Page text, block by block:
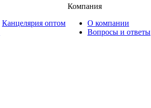
Канцелярия оптом
Компания
О компании
Вопросы и ответы